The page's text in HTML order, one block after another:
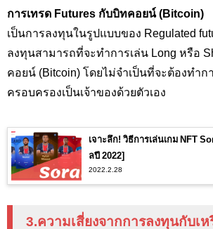
การเทรด Futures กับบิทคอยน์ (Bitcoin)
เป็นการลงทุนในรูปแบบของ Regulated
ลงทุนสามารถที่จะทำการเล่น Long หรือ
คอยน์ (Bitcoin) โดยไม่จำเป็นที่จะต้องทำ
ครอบครองเป็นเจ้าของด้วยตัวเอง
เจาะลึก! วิธีการเล่นเกม NFT
ลปี 2022]
2022.2.28
3.ความเสี่ยงจากการลงทุนกับเ